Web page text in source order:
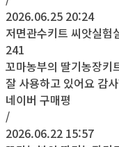
2026.06.25 20:24
저면관수키트 씨앗실험
241
꼬마농부의 딸기농장키
잘 사용하고 있어요 감
네이버 구매평
/
2026.06.22 15:57